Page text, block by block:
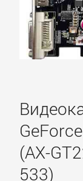
(AX-
533)
AMD
ASUS